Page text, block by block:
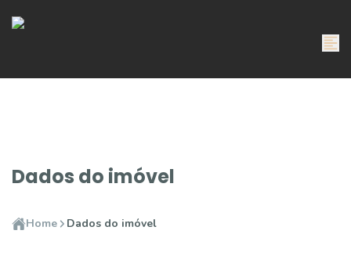
Dados do imóvel
Home Dados do imóvel